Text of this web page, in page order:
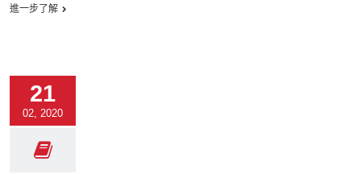
進一步了解
21
02, 2020